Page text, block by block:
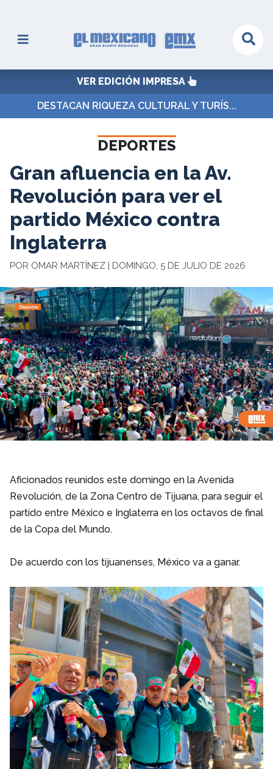
VER EDICIÓN IMPRESA
DESTACAN RIQUEZA CULTURAL Y TURÍS...
DEPORTES
Gran afluencia en la Av.
Revolución para ver el
partido México contra
Inglaterra
POR OMAR MARTÍNEZ | DOMINGO, 5 DE JULIO DE 2026
Aficionados reunidos este domingo en la Avenida
Revolución, de la Zona Centro de Tijuana, para seguir el
partido entre México e Inglaterra en los octavos de final
de la Copa del Mundo.
De acuerdo con los tijuanenses, México va a ganar.